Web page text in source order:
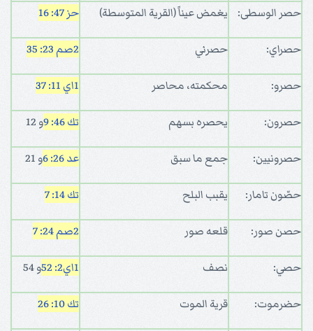
حصر الوسطى: يغمض عيناً (القرية المتوسطة) حز 47: 16
حصراي: حصرني 2صم 23: 35
حصرو: محكمته، محاصر 1اي 11: 37
حصرون: يحصره بسهم تك 46: 9 و 12
حصرونيين: جمع ما سبق عد 26: 6 و 21
حصّون تامار: يقبب البلح تك 14: 7
حصن صور: قلعه صور 2صم 24: 7
حصي: نصف 1اي2: 52 و 54
حضرموت: قرية الموت تك 10: 26